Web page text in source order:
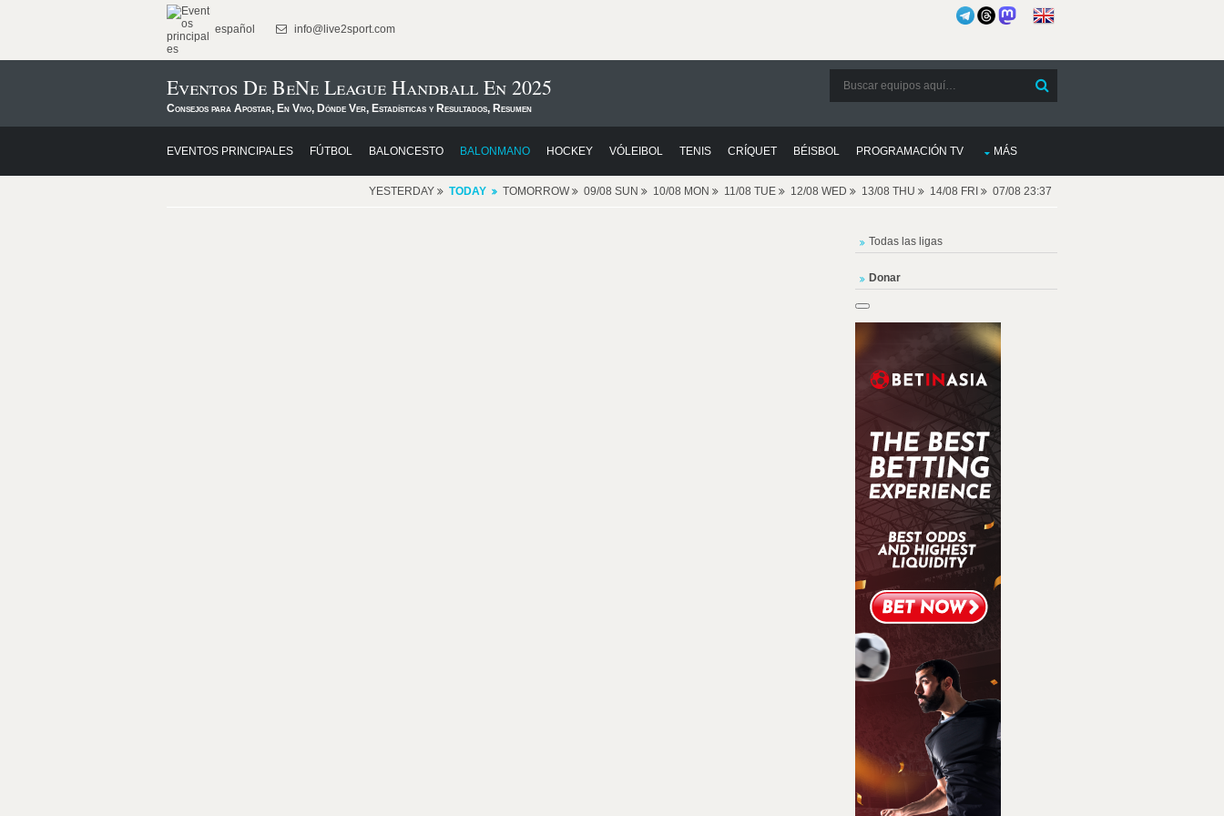
español info@live2sport.com
Eventos De BeNe League Handball En 2025
Consejos para Apostar, En Vivo, Dónde Ver, Estadísticas y Resultados, Resumen
EVENTOS PRINCIPALES FÚTBOL BALONCESTO BALONMANO HOCKEY VÓLEIBOL TENIS CRÍQUET BÉISBOL PROGRAMACIÓN TV MÁS
YESTERDAY TODAY TOMORROW 09/08 SUN 10/08 MON 11/08 TUE 12/08 WED 13/08 THU 14/08 FRI 07/08 23:37
Todas las ligas
Donar